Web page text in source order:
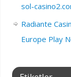
sol-
Radiante
Europe Play